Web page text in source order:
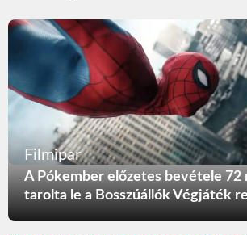
Filmipar
A Pókember előzetes bevétele 72
tarolta le a Bosszúállók Végjáték